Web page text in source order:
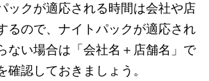
ックが適応される時間は会社や店
るので、ナイトパックが適応され
ない場合は「会社名＋店舗名」で
確認しておきましょう。